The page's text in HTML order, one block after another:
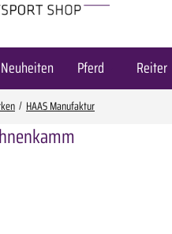
Neuheiten Pferd Reiter
HAAS Manufaktur